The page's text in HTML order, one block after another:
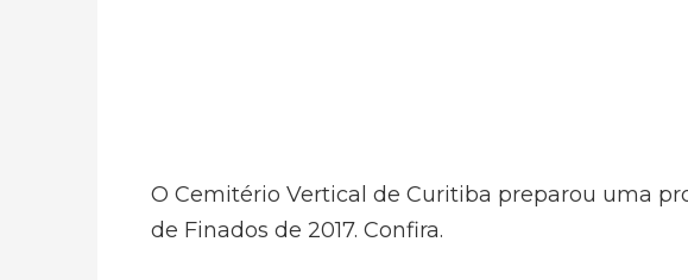
O Cemitério Vertical de Curitiba preparou uma
de Finados de 2017. Confira.